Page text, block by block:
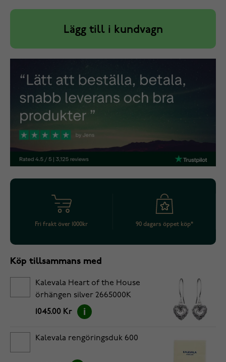
Lägg till i kundvagn
Fri frakt över 1000kr 90 dagars öppet köp*
Köp tillsammans med
Kalevala Heart of the House
örhängen silver 2665000K
1045.00 Kr
Kalevala rengöringsduk 600